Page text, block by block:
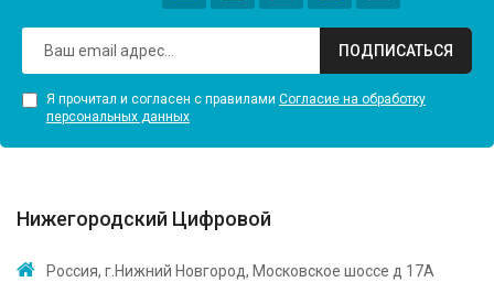
ПОДПИСАТЬСЯ
Я прочитал и согласен с правилами Согласие на обработку
персональных данных
Нижегородский Цифровой
Россия, г.Нижний Новгород, Московское шоссе д 17А